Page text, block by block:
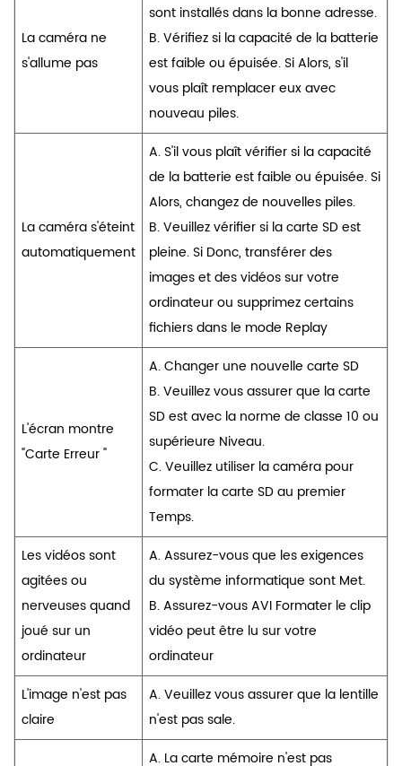
La caméra ne
s'allume pas
sont installés dans la bonne adresse.
B. Vérifiez si la capacité de la batterie
est faible ou épuisée. Si Alors, s'il
vous plaît remplacer eux avec
nouveau piles.
La caméra s'éteint
automatiquement
A. S'il vous plaît vérifier si la capacité
de la batterie est faible ou épuisée. Si
Alors, changez de nouvelles piles.
B. Veuillez vérifier si la carte SD est
pleine. Si Donc, transférer des
images et des vidéos sur votre
ordinateur ou supprimez certains
fichiers dans le mode Replay
L'écran montre
"Carte Erreur "
A. Changer une nouvelle carte SD
B. Veuillez vous assurer que la carte
SD est avec la norme de classe 10 ou
supérieure Niveau.
C. Veuillez utiliser la caméra pour
formater la carte SD au premier
Temps.
Les vidéos sont
agitées ou
nerveuses quand
joué sur un
ordinateur
A. Assurez-vous que les exigences
du système informatique sont Met.
B. Assurez-vous AVI Formater le clip
vidéo peut être lu sur votre
ordinateur
L'image n'est pas
claire
A. Veuillez vous assurer que la lentille
n'est pas sale.
A. La carte mémoire n'est pas